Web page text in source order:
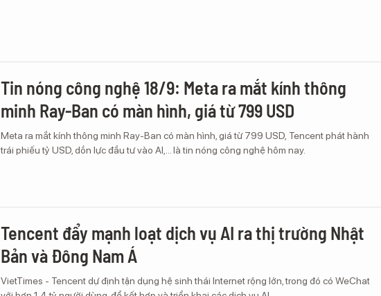
Tin nóng công nghệ 18/9: Meta ra mắt kính thông
minh Ray-Ban có màn hình, giá từ 799 USD
Meta ra mắt kính thông minh Ray-Ban có màn hình, giá từ 799 USD, Tencent phát hành
trái phiếu tỷ USD, dồn lực đầu tư vào AI,... là tin nóng công nghệ hôm nay.
Tencent đẩy mạnh loạt dịch vụ AI ra thị trường Nhật
Bản và Đông Nam Á
VietTimes - Tencent dự định tận dụng hệ sinh thái Internet rộng lớn, trong đó có WeChat